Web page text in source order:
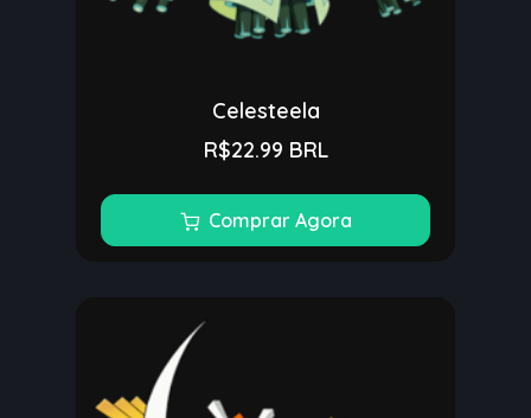
Celesteela
R$22.99 BRL
Comprar Agora